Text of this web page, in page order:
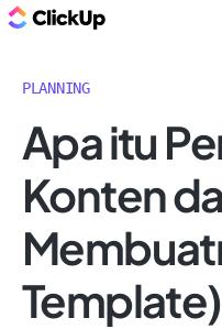
PLANNING
Apa itu
Konten
Template)